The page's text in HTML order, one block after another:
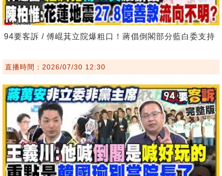
94要客訴 / 傅崐萁立院爆粗口！蔣倡倒閣部分藍白委支持
直播時間：2026/07/30 12:30